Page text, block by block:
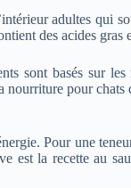
adultes qui
des acides
sont basés sur
pour
Pour une
la recette au